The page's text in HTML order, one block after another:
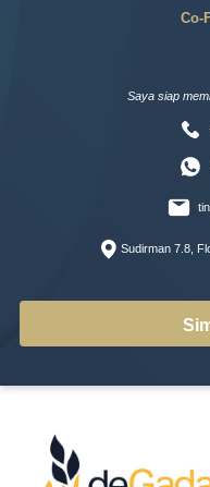
Co-
Saya siap
Sudirman 7.8,